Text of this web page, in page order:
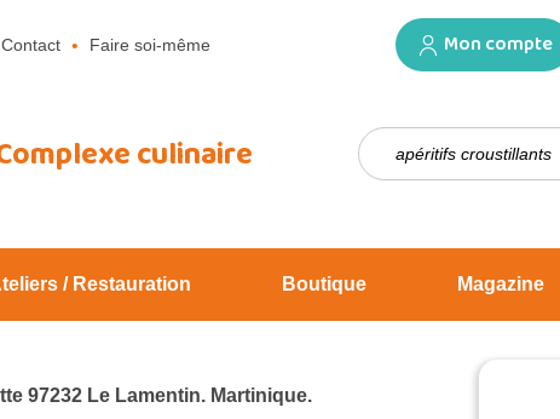
Contact Faire soi-même Mon compte
culinaire Rechercher :
/ Restauration Boutique Magazine
97232 Le Lamentin. Martinique.